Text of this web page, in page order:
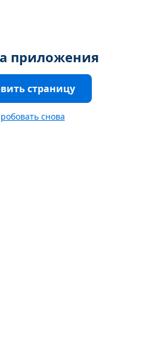
приложения
страницу
снова